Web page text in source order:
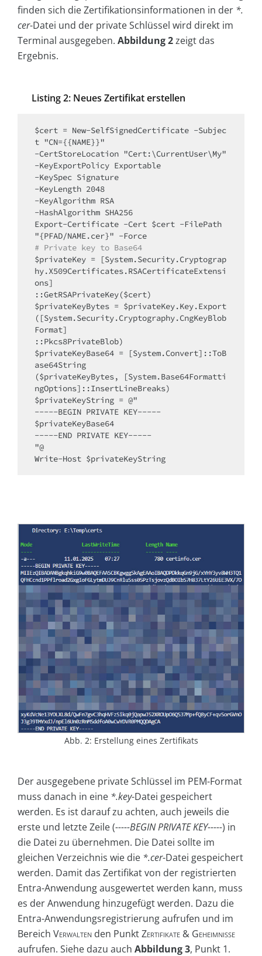
finden sich die Zertifikationsinformationen in der *.
cer-Datei und der private Schlüssel wird direkt im
Terminal ausgegeben. Abbildung 2zeigt das
Ergebnis.
Listing 2: Neues Zertifikat erstellen
$cert = New-SelfSignedCertificate -Subjec
t "CN={{NAME}}"
-CertStoreLocation "Cert:\CurrentUser\My"
-KeyExportPolicy Exportable
-KeySpec Signature
-KeyLength 2048
-KeyAlgorithm RSA
-HashAlgorithm SHA256
Export-Certificate -Cert $cert -FilePath
# Private key to Base64
$privateKey = [System.Security.Cryptograp
hy.X509Certificates.RSACertificateExtensi
ons]
::GetRSAPrivateKey($cert)
$privateKeyBytes = $privateKey.Key.Export
([System.Security.Cryptography.CngKeyBlob
Format]
::Pkcs8PrivateBlob)
$privateKeyBase64 = [System.Convert]::ToB
ase64String
($privateKeyBytes, [System.Base64Formatti
ngOptions]::InsertLineBreaks)
$privateKeyString = @"
-----BEGIN PRIVATE KEY-----
$privateKeyBase64
-----END PRIVATE KEY-----
"@
Abb. 2: Erstellung eines Zertifikats
Der ausgegebene private Schlüssel im PEM-Format
muss danach in eine *.key-Datei gespeichert
werden. Es ist darauf zu achten, auch jeweils die
erste und letzte Zeile (-----BEGIN PRIVATE KEY-----) in
die Datei zu übernehmen. Die Datei sollte im
gleichen Verzeichnis wie die *.cer-Datei gespeichert
werden. Damit das Zertifikat von der registrierten
Entra-Anwendung ausgewertet werden kann, muss
es der Anwendung hinzugefügt werden. Dazu die
Entra-Anwendungsregistrierung aufrufen und im
Bereich Verwalten den PunktZertifikate & Geheimnisse
aufrufen. Siehe dazu auch Abbildung 3, Punkt 1.